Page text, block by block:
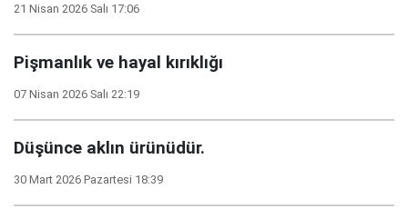
21 Nisan 2026 Salı 17:06
Pişmanlık ve hayal kırıklığı
07 Nisan 2026 Salı 22:19
Düşünce aklın ürünüdür.
30 Mart 2026 Pazartesi 18:39